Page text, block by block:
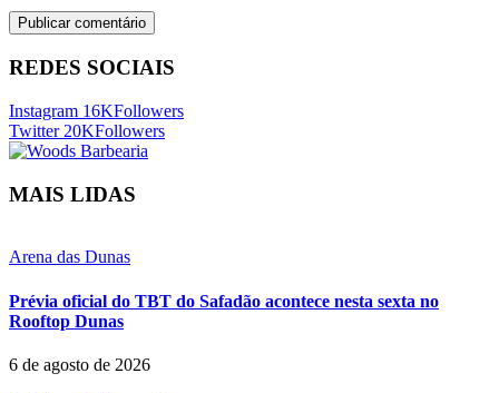
REDES SOCIAIS
Instagram 16KFollowers
Twitter 20KFollowers
MAIS LIDAS
Arena das Dunas
Prévia oficial do TBT do Safadão acontece nesta sexta no
Rooftop Dunas
6 de agosto de 2026